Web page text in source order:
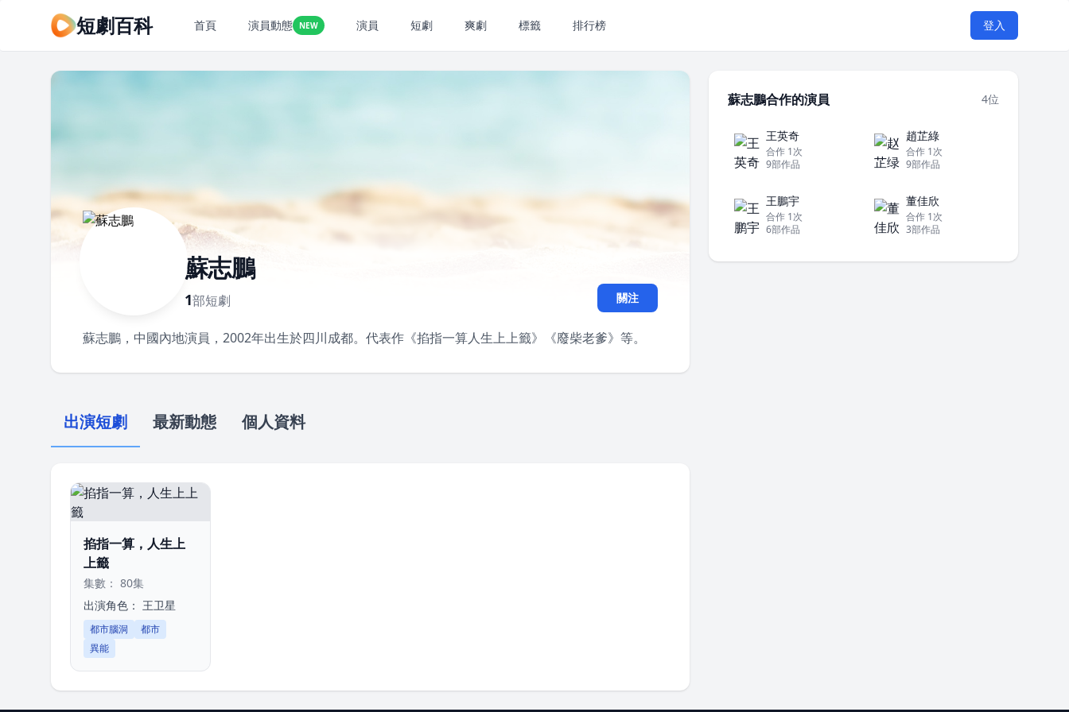
短劇百科 首頁 演員動態 NEW 演員 短劇 爽劇 標籤 排行榜 登入
蘇志鵬
1部短劇 關注
蘇志鵬，中國內地演員，2002年出生於四川成都。代表作《掐指一算人生上上籤》《廢柴老爹》等。
出演短劇 最新動態 個人資料
掐指一算，人生上
上籤
集數： 80集
出演角色： 王卫星
都市腦洞
都市
異能
蘇志鵬合作的演員 4位
王英奇
合作 1次
9部作品
趙芷綠
合作 1次
9部作品
王鵬宇
合作 1次
6部作品
董佳欣
合作 1次
3部作品